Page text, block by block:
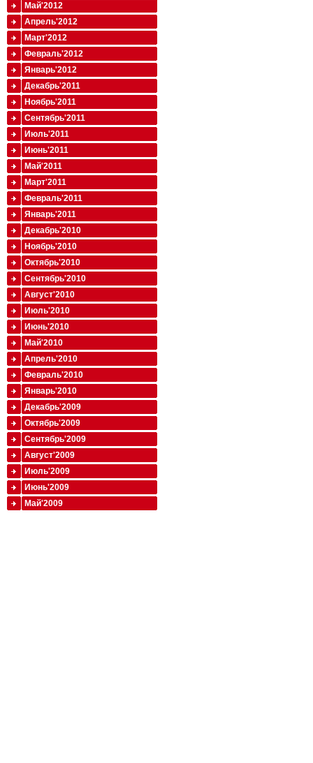
Май'2012
Апрель'2012
Март'2012
Февраль'2012
Январь'2012
Декабрь'2011
Ноябрь'2011
Сентябрь'2011
Июль'2011
Июнь'2011
Май'2011
Март'2011
Февраль'2011
Январь'2011
Декабрь'2010
Ноябрь'2010
Октябрь'2010
Сентябрь'2010
Август'2010
Июль'2010
Июнь'2010
Май'2010
Апрель'2010
Февраль'2010
Январь'2010
Декабрь'2009
Октябрь'2009
Сентябрь'2009
Август'2009
Июль'2009
Июнь'2009
Май'2009